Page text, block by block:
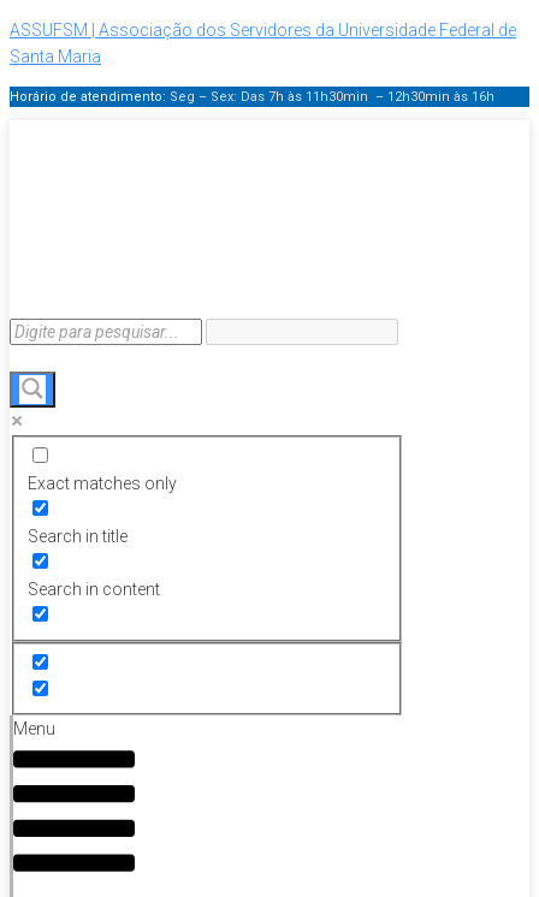
ASSUFSM | Associação dos Servidores da Universidade Federal de
Santa Maria
Horário de atendimento: Seg – Sex: Das 7h às 11h30min – 12h30min às 16h
Exact matches only
Search in title
Search in content
Menu